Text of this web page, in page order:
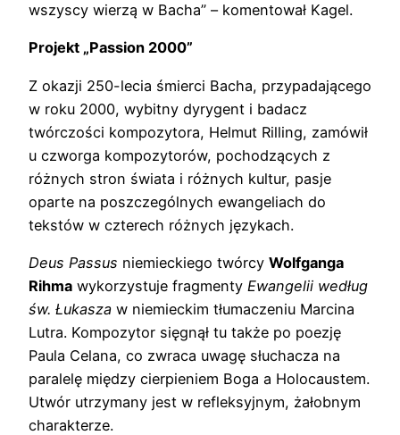
wszyscy wierzą w Bacha” – komentował Kagel.
Projekt „Passion 2000”
Z okazji 250-lecia śmierci Bacha, przypadającego
w roku 2000, wybitny dyrygent i badacz
twórczości kompozytora, Helmut Rilling, zamówił
u czworga kompozytorów, pochodzących z
różnych stron świata i różnych kultur, pasje
oparte na poszczególnych ewangeliach do
tekstów w czterech różnych językach.
Deus Passus niemieckiego twórcy Wolfganga
Rihma wykorzystuje fragmenty Ewangelii według
św. Łukasza w niemieckim tłumaczeniu Marcina
Lutra. Kompozytor sięgnął tu także po poezję
Paula Celana, co zwraca uwagę słuchacza na
paralelę między cierpieniem Boga a Holocaustem.
Utwór utrzymany jest w refleksyjnym, żałobnym
charakterze.